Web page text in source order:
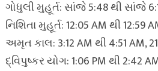
ગોધુલી મુહૂર્ત: સાંજે 5:48 થી સાંજે
નિશિતા મુહૂર્ત: 12:05 AM થી
અમૃત કાલ: 3:12 AM થી 4:51 AM,
દ્વિપુષ્કર યોગ: 1:06 PM થી 2:42